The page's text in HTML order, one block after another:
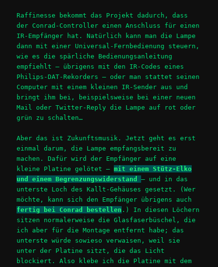
Raffinesse bekommt das Projekt dadurch, dass
der Conrad-Controller einen Anschluss für einen
IR-Empfänger hat. Natürlich kann man die Lampe
dann mit einer Universal-Fernbedienung steuern,
wie es die spärliche Bedienungsanleitung
empfiehlt – übrigens mit den IR-Codes eines
Philips-DAT-Rekorders – oder man stattet seinen
Computer mit einem kleinen IR-Sender aus und
bringt ihm bei, beispielsweise bei einer neuen
Mail oder Twitter-Reply die Lampe auf rot oder
grün zu schalten…
Aber das ist Zukunftsmusik. Jetzt geht es erst
einmal darum, die Lampe empfangsbereit zu
machen. Dafür wird der Empfänger auf eine
kleine Platine gelötet –mit einem Stütz-Elko
und einem Begrenzungswiderstand– und in das
unterste Loch des Kallt-Gehäuses gesetzt. (Wer
möchte, kann sich den Empfänger übrigens auch
fertig bei Conrad bestellen .) In diesen Löchern
sitzen normalerweise die Glasfaserbüschel, die
ich aber für die Montage entfernt habe; das
unterste würde sowieso verwaisen, weil sie
unter der Platine sitzt, die das Licht
blockiert. Also klebe ich die Platine mit dem